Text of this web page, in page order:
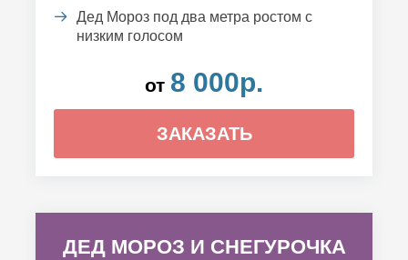
Дед Мороз под два метра ростом с
низким голосом
от 8 000р.
ЗАКАЗАТЬ
ДЕД МОРОЗ И СНЕГУРОЧКА